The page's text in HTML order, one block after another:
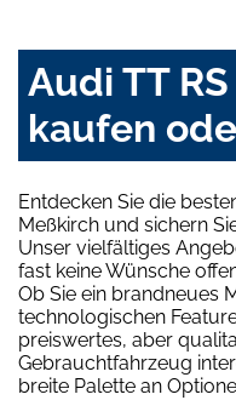
Audi TT
kaufen
Entdecken Sie die
Meßkirch und sichern
Unser vielfältiges
fast keine Wünsche
Ob Sie ein brandneues
technologischen
preiswertes, aber
Gebrauchtfahrzeug
breite Palette an